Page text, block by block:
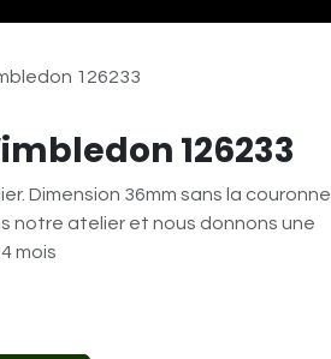
126233
126233
Dimension 36mm sans la couronne.
notre atelier et nous donnons une
mois